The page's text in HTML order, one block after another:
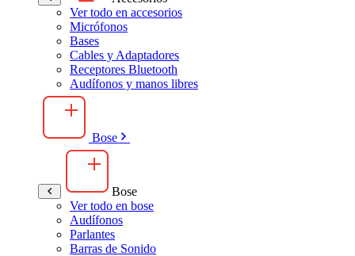
Ver todo en accesorios
Micrófonos
Bases
Cables y Adaptadores
Receptores Bluetooth
Audífonos y manos libres
Bose
Bose
Ver todo en bose
Audífonos
Parlantes
Barras de Sonido